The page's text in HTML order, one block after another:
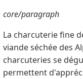
core/paragraph
La charcuterie fine
viande séchée des
charcuteries se
permettent